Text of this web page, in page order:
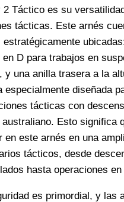
2 Táctico es su
tácticas. Este arnés
estratégicamente
en D para trabajos en
y una anilla trasera a la
especialmente diseñada
tácticas con
australiano. Esto significa
en este arnés en una
tácticos, desde
hasta operaciones en
es primordial, y las